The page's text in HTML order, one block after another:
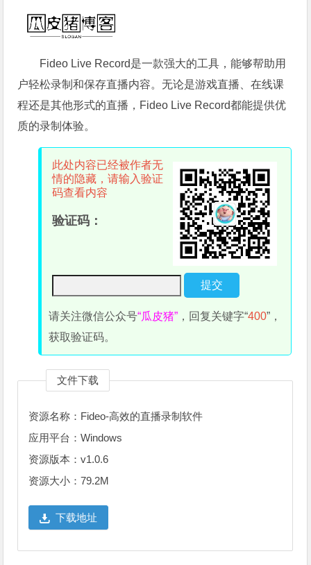
Fideo Live Record是一款强大的工具，能够帮助用
户轻松录制和保存直播内容。无论是游戏直播、在线课
程还是其他形式的直播，Fideo Live Record都能提供优
质的录制体验。
此处内容已经被作者无
情的隐藏，请输入验证
码查看内容
验证码：
请关注微信公众号“瓜皮猪” ，回复关键字“400”，
获取验证码。
文件下载
资源名称：Fideo-高效的直播录制软件
应用平台：Windows
资源版本：v1.0.6
资源大小：79.2M
下载地址